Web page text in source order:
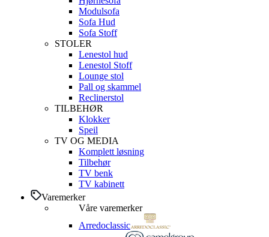
Modulsofa
Sofa Hud
Sofa Stoff
STOLER
Lenestol hud
Lenestol Stoff
Lounge stol
Pall og skammel
Reclinerstol
TILBEHØR
Klokker
Speil
TV OG MEDIA
Komplett løsning
Tilbehør
TV benk
TV kabinett
Varemerker
Våre varemerker
Arredoclassic